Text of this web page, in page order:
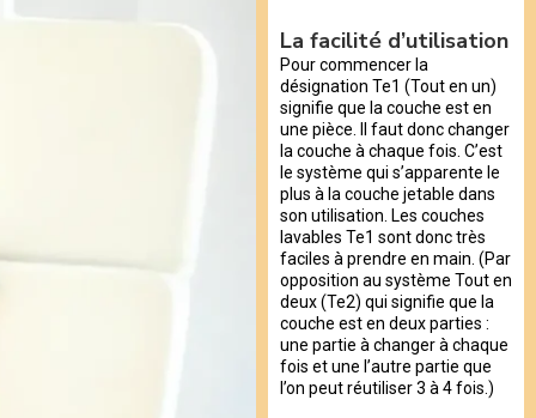
La facilité d’utilisation
Pour commencer la
désignation Te1 (Tout en un)
signifie que la couche est en
une pièce. Il faut donc changer
la couche à chaque fois. C’est
le système qui s’apparente le
plus à la couche jetable dans
son utilisation. Les couches
lavables Te1 sont donc très
faciles à prendre en main. (Par
opposition au système Tout en
deux (Te2) qui signifie que la
couche est en deux parties :
une partie à changer à chaque
fois et une l’autre partie que
l’on peut réutiliser 3 à 4 fois.)